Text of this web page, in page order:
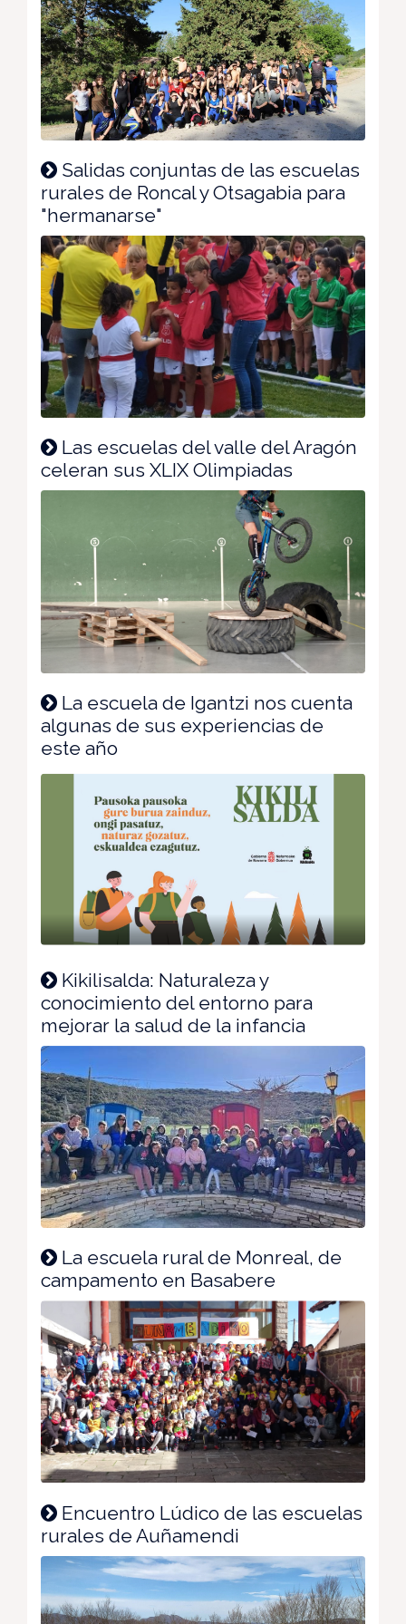
Salidas conjuntas de las escuelas
rurales de Roncal y Otsagabia para
"hermanarse"
Las escuelas del valle del Aragón
celeran sus XLIX Olimpiadas
La escuela de Igantzi nos cuenta
algunas de sus experiencias de
este año
Kikilisalda: Naturaleza y
conocimiento del entorno para
mejorar la salud de la infancia
La escuela rural de Monreal, de
campamento en Basabere
Encuentro Lúdico de las escuelas
rurales de Auñamendi